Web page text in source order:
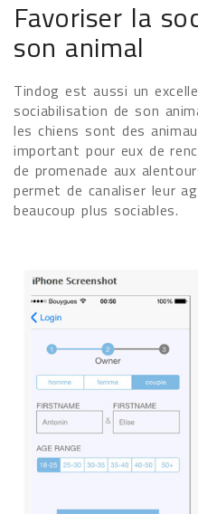
Favoriser la
son animal
Tindog est aussi un
sociabilisation de son
les chiens sont des
important pour eux de
de promenade aux
permet de canaliser leur
beaucoup plus sociables.